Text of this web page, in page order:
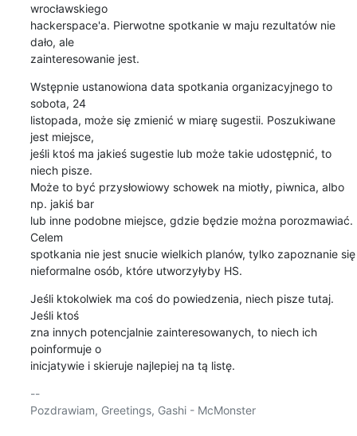
wrocławskiego
hackerspace'a. Pierwotne spotkanie w maju rezultatów nie
dało, ale
zainteresowanie jest.
Wstępnie ustanowiona data spotkania organizacyjnego to
sobota, 24
listopada, może się zmienić w miarę sugestii. Poszukiwane
jest miejsce,
jeśli ktoś ma jakieś sugestie lub może takie udostępnić, to
niech pisze.
Może to być przysłowiowy schowek na miotły, piwnica, albo
np. jakiś bar
lub inne podobne miejsce, gdzie będzie można porozmawiać.
Celem
spotkania nie jest snucie wielkich planów, tylko zapoznanie się
nieformalne osób, które utworzyłyby HS.
Jeśli ktokolwiek ma coś do powiedzenia, niech pisze tutaj.
Jeśli ktoś
zna innych potencjalnie zainteresowanych, to niech ich
poinformuje o
inicjatywie i skieruje najlepiej na tą listę.
--
Pozdrawiam, Greetings, Gashi - McMonster